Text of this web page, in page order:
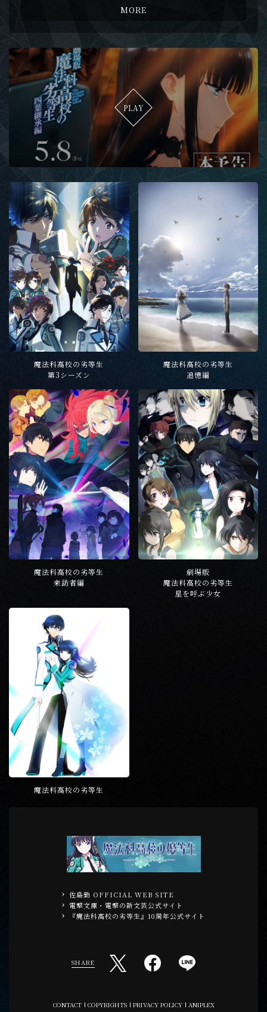
MORE
PLAY
魔法科高校の劣等生
第3シーズン
魔法科高校の劣等生
追憶編
魔法科高校の劣等生
来訪者編
劇場版
魔法科高校の劣等生
星を呼ぶ少女
魔法科高校の劣等生
佐島勤 OFFICIAL WEB SITE
電撃文庫・電撃の新文芸公式サイト
『魔法科高校の劣等生』10周年公式サイト
SHARE
CONTACT COPYRIGHTS PRIVACY POLICY ANIPLEX